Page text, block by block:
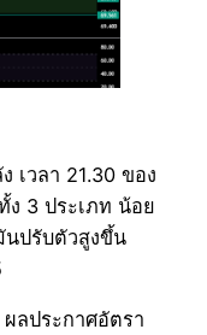
เวลา 21.30 ของ
3 ประเภท น้อย
นปรับตัวสูงขึ้น
ลประกาศอัตรา